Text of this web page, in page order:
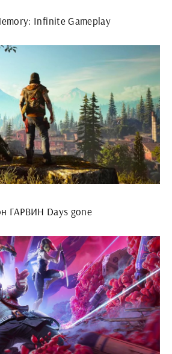
Infinite Gameplay
ГАРВИН Days gone